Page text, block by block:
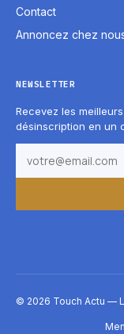
Contact
Annoncez chez
NEWSLETTER
Recevez les
désinscription en un
© 2026 Touch Actu —